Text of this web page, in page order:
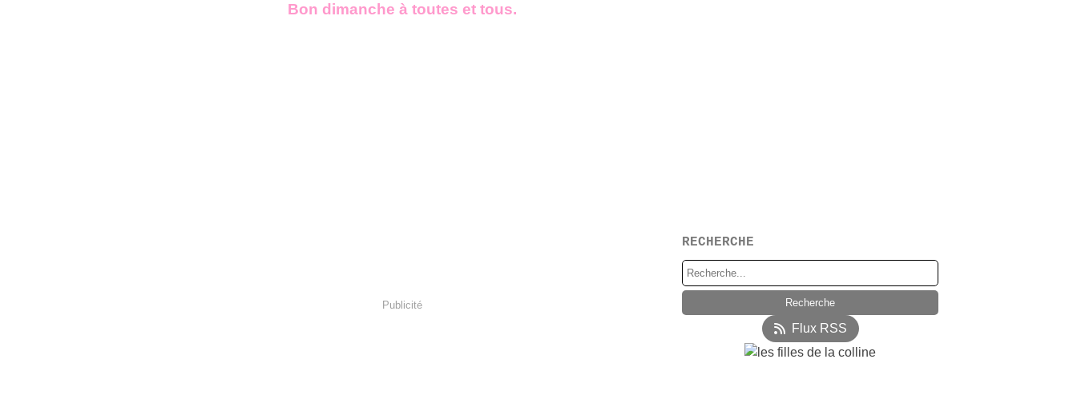
Bon dimanche à toutes et tous.
Publicité
RECHERCHE
Flux RSS